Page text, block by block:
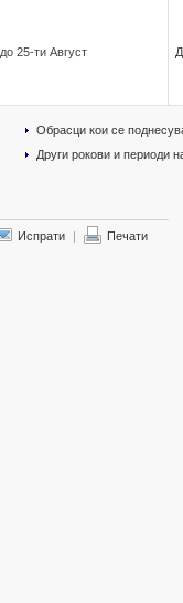
до 25-ти Август
Обрасци кои се
Други рокови и периоди
Испрати | Печати